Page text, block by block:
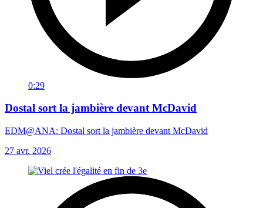
0:29
Dostal sort la jambière devant McDavid
EDM@ANA: Dostal sort la jambière devant McDavid
27 avr. 2026